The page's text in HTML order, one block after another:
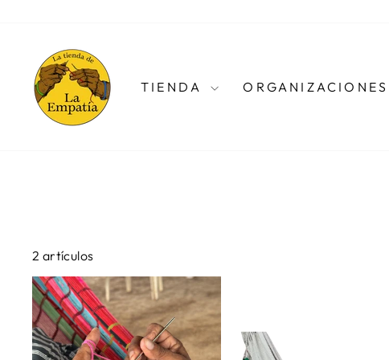
contenido
TIENDA ORGANIZACIONES
2 artículos